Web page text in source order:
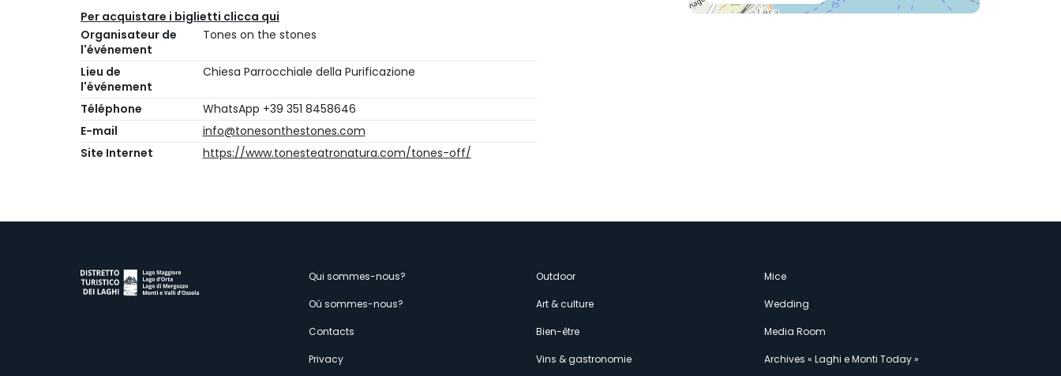
Per acquistare i biglietti clicca qui
Organisateur de
l'événement
Tones on the stones
Lieu de
l'événement
Chiesa Parrocchiale della Purificazione
Téléphone
WhatsApp +39 351 8458646
E-mail
info@tonesonthestones.com
Site Internet
https://www.tonesteatronatura.com/tones-off/
Menù
secondario
Qui sommes-nous?
Où sommes-nous?
Contacts
Privacy
Outdoor
Art & culture
Bien-être
Vins & gastronomie
Mice
Wedding
Media Room
Archives « Laghi e Monti Today »